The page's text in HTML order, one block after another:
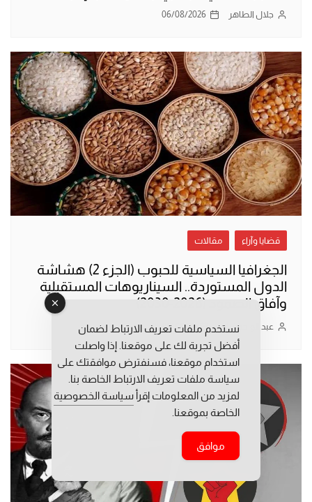
جلال الطاهر 06/08/2026
قضايا وآراء مقالات
الجغرافيا السياسية للحبوب (الجزء 2) هشاشة
الدول المستوردة.. السيناريوهات المستقبلية
وآفاق الصمود (2026-2030)
عبد الواحد غيات 05/08/2026
نستخدم ملفات تعريف الارتباط لضمان
أفضل تجربة لك على موقعنا. إذا واصلت
استخدام موقعنا، فسنفترض موافقتك على
سياسة ملفات تعريف الارتباط الخاصة بنا.
لمزيد من المعلومات إقرأ سياسة الخصوصية
الخاصة بموقعنا.
موافق